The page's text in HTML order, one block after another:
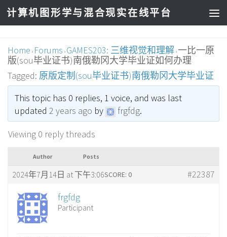
计算机图形学与混合现实在线平台
Home › Forums › GAMES203: 三维视觉和理解 ›一比一原
版(sou毕业证书)南俄勒冈大学毕业证如何办理
Tagged: 原版定制(sou毕业证书)南俄勒冈大学毕业证
This topic has 0 replies, 1 voice, and was last
updated 2 years ago by frgfdg.
Viewing 0 reply threads
Author Posts
2024年7月14日 at 下午3:06 #22387
SCORE: 0
frgfdg
Participant